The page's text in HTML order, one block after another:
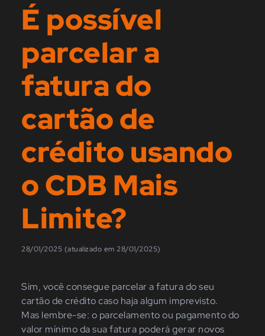
É possível
parcelar a
fatura do
cartão de
crédito usando
o CDB Mais
Limite?
28/01/2025 (atualizado em 28/01/2025)
Sim, você consegue parcelar a fatura do seu
cartão de crédito caso haja algum imprevisto.
Mas lembre-se: o parcelamento ou pagamento do
valor mínimo da sua fatura poderá gerar novos